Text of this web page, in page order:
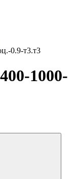
0.9-т3.т3
1000-